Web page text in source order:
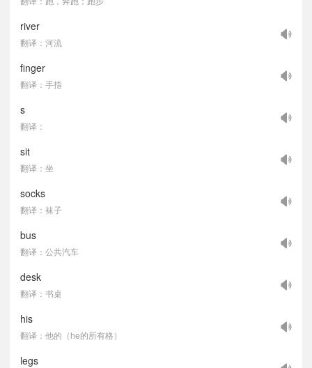
river
翻译：河流
finger
翻译：手指
s
翻译：
sit
翻译：坐
socks
翻译：袜子
bus
翻译：公共汽车
desk
翻译：书桌
his
翻译：他的（he的所有格）
legs